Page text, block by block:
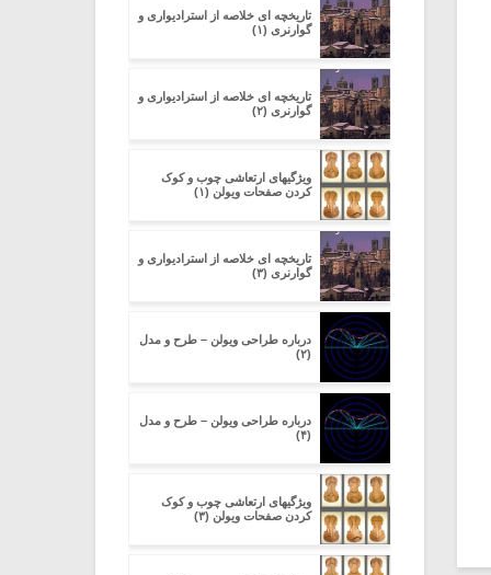
تاریخچه ای خلاصه از استرادیواری و
گوارنری (۱)
تاریخچه ای خلاصه از استرادیواری و
گوارنری (۲)
ویژگیهای ارتعاشی چوب و کوک
کردن صفحات ویولن (۱)
تاریخچه ای خلاصه از استرادیواری و
گوارنری (۳)
درباره طراحی ویولن – طرح و مدل
(۲)
درباره طراحی ویولن – طرح و مدل
(۴)
ویژگیهای ارتعاشی چوب و کوک
کردن صفحات ویولن (۳)